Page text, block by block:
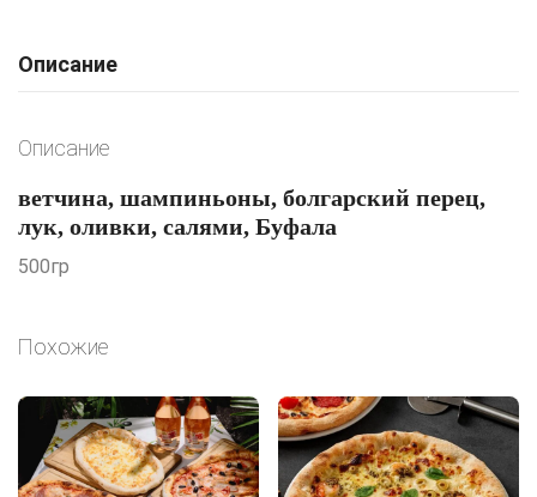
Описание
Описание
ветчина, шампиньоны, болгарский перец,
лук, оливки, салями, Буфала
500гр
Похожие